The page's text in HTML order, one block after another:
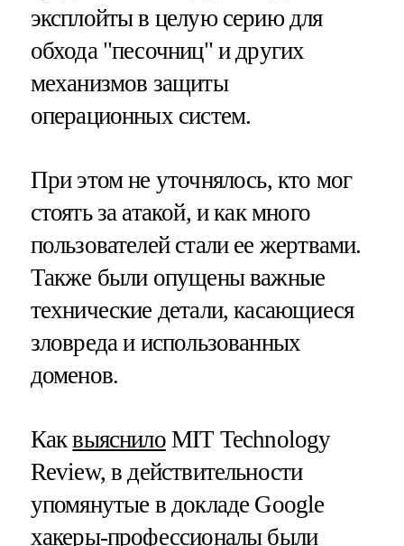
эксплойты в целую серию для
обхода "песочниц" и других
механизмов защиты
операционных систем.
При этом не уточнялось, кто мог
стоять за атакой, и как много
пользователей стали ее жертвами.
Также были опущены важные
технические детали, касающиеся
зловреда и использованных
доменов.
КаквыяснилоMIT Technology
Review, в действительности
упомянутые в докладе Google
хакеры-профессионалы были